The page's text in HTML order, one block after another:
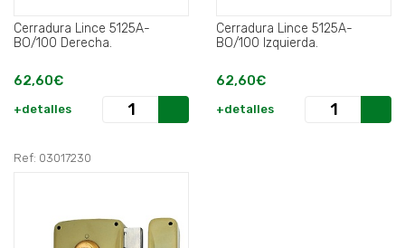
Cerradura Lince 5125A-
BO/100 Derecha.
62,60€
+detalles
Cerradura Lince 5125A-
BO/100 Izquierda.
62,60€
+detalles
Ref: 03017230